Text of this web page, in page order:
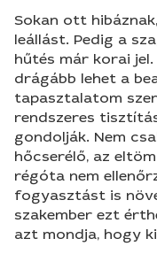
Sokan ott
leállást. Pedig a
hűtés már korai jel.
drágább lehet a
tapasztalatom
rendszeres
gondolják. Nem
hőcserélő, az
régóta nem
fogyasztást is
szakember ezt
azt mondja, hogy